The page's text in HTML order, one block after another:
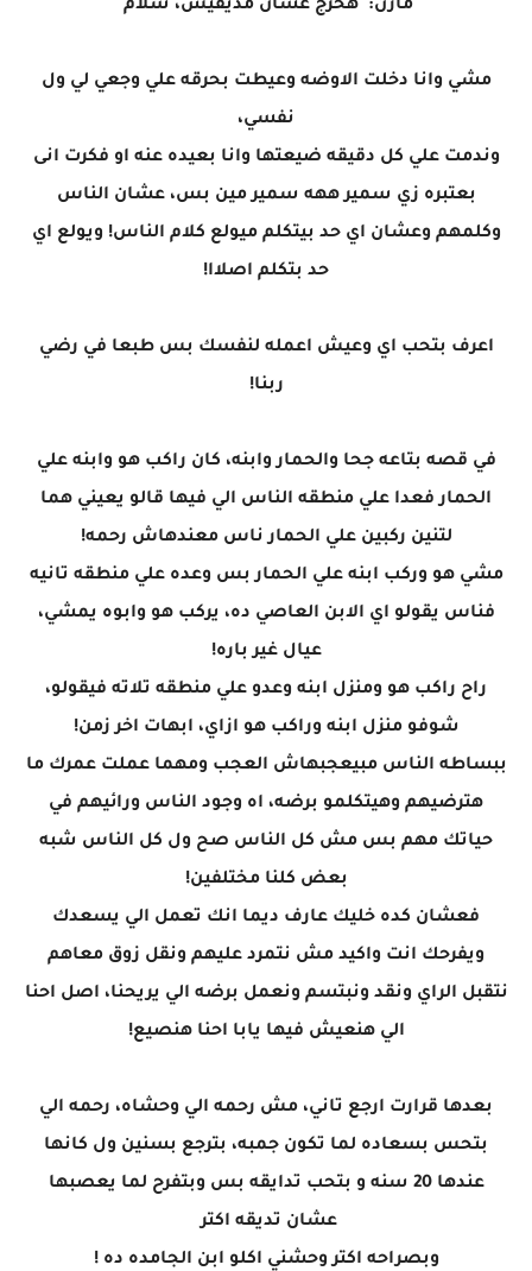
مازن: هخرج عشان مديقيش، سلام
مشي وانا دخلت الاوضه وعيطت بحرقه علي وجعي لي ول
نفسي،
وندمت علي كل دقيقه ضيعتها وانا بعيده عنه او فكرت انى
بعتبره زي سمير ههه سمير مين بس، عشان الناس
وكلمهم وعشان اي حد بيتكلم ميولع كلام الناس! ويولع اي
حد بتكلم اصلاا!
اعرف بتحب اي وعيش اعمله لنفسك بس طبعا في رضي
ربنا!
في قصه بتاعه جحا والحمار وابنه، كان راكب هو وابنه علي
الحمار فعدا علي منطقه الناس الي فيها قالو يعيني هما
لتنين ركبين علي الحمار ناس معندهاش رحمه!
مشي هو وركب ابنه علي الحمار بس وعده علي منطقه تانيه
فناس يقولو اي الابن العاصي ده، يركب هو وابوه يمشي،
عيال غير باره!
راح راكب هو ومنزل ابنه وعدو علي منطقه تلاته فيقولو،
شوفو منزل ابنه وراكب هو ازاي، ابهات اخر زمن!
ببساطه الناس مبيعجبهاش العجب ومهما عملت عمرك ما
هترضيهم وهيتكلمو برضه، اه وجود الناس ورائيهم في
حياتك مهم بس مش كل الناس صح ول كل الناس شبه
بعض كلنا مختلفين!
فعشان كده خليك عارف ديما انك تعمل الي يسعدك
ويفرحك انت واكيد مش نتمرد عليهم ونقل زوق معاهم
نتقبل الراي ونقد ونبتسم ونعمل برضه الي يريحنا، اصل احنا
الي هنعيش فيها يابا احنا هنصيع!
بعدها قرارت ارجع تاني، مش رحمه الي وحشاه، رحمه الي
بتحس بسعاده لما تكون جمبه، بترجع بسنين ول كانها
عندها 20 سنه و بتحب تدايقه بس وبتفرح لما يعصبها
عشان تديقه اكتر
وبصراحه اكتر وحشني اكلو ابن الجامده ده !